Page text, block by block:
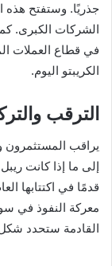
جذريًا. وستفتح هذه
الشركات الكبرى.
في قطاع العملات
الكريبتو اليوم.
الترقب
يراقب المستثمرون
إلى ما إذا كانت
قدمًا في اكتتابها
معركة النفوذ في
القادمة ستحدد